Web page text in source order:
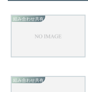
組み合わせ共有
組み合わせ共有